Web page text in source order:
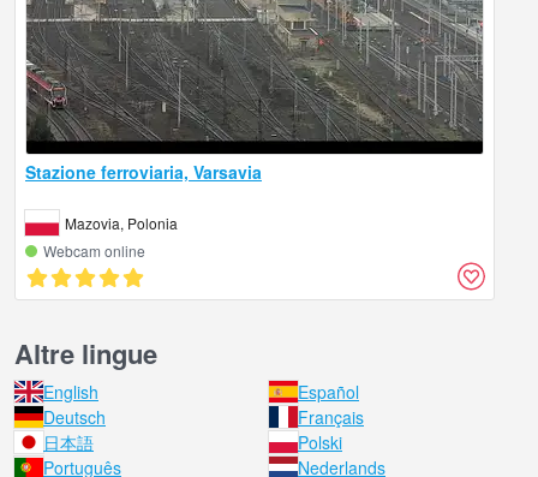
Stazione ferroviaria, Varsavia
Mazovia, Polonia
Webcam online
Altre lingue
English
Español
Deutsch
Français
日本語
Polski
Português
Nederlands